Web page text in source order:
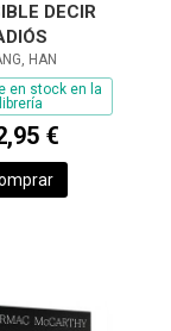
DECIR
HAN
en stock en la
librería
€